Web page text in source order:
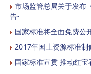
市场监管总局关于发布
告-
国家标准将全面免费公
2017年国土资源标准
国家标准宣贯 推动红